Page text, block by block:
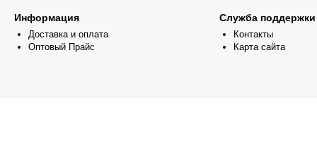
Информация
Доставка и оплата
Оптовый Прайс
Служба поддержки
Контакты
Карта сайта